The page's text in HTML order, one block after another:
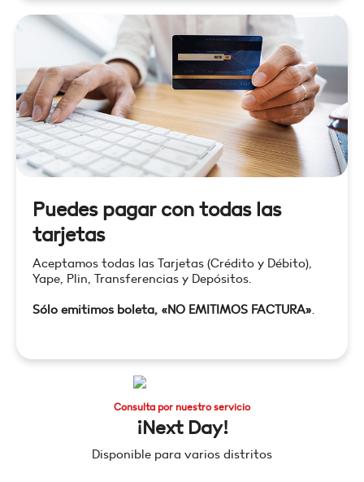
Puedes pagar con todas las
tarjetas
Aceptamos todas las Tarjetas (Crédito y Débito),
Yape, Plin, Transferencias y Depósitos.
Sólo emitimos boleta, «NO EMITIMOS FACTURA».
Consulta por nuestro servicio
¡Next Day!
Disponible para varios distritos